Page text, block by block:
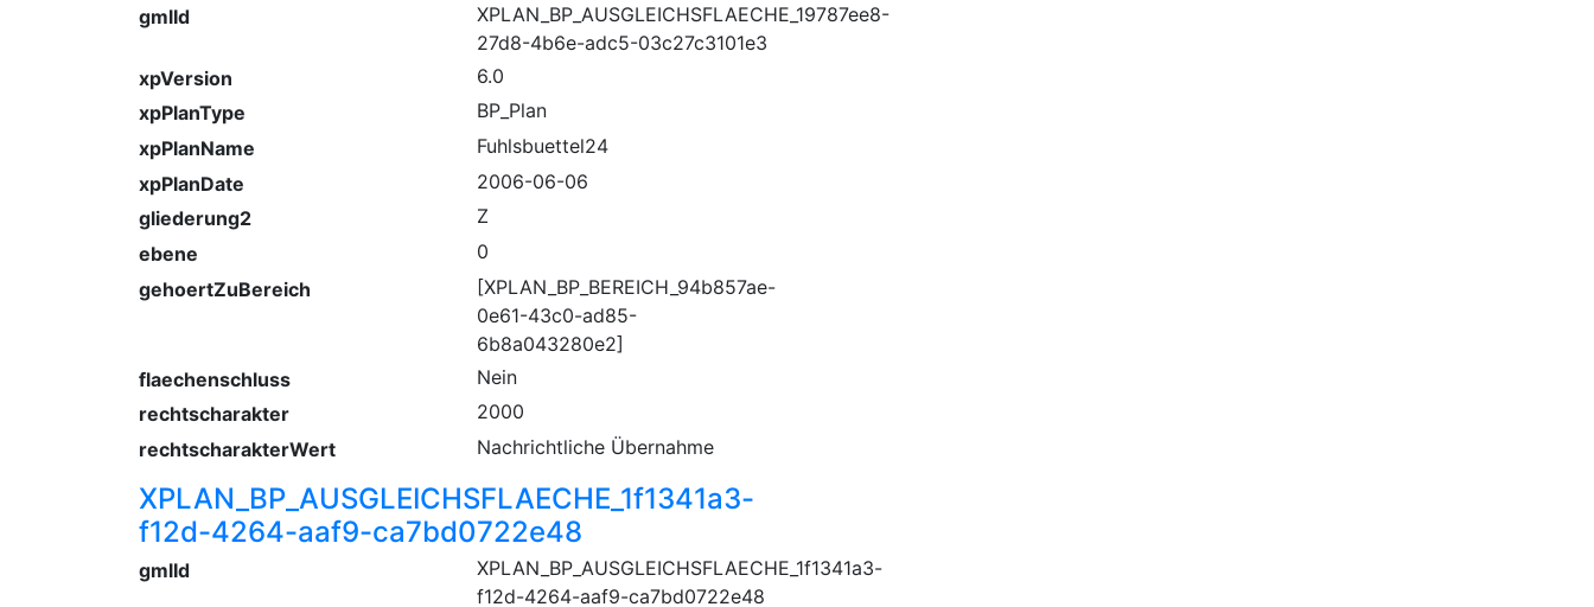
gmlId
XPLAN_BP_AUSGLEICHSFLAECHE_19787ee8-
27d8-4b6e-adc5-03c27c3101e3
xpVersion
6.0
xpPlanType
BP_Plan
xpPlanName
Fuhlsbuettel24
xpPlanDate
2006-06-06
gliederung2
Z
ebene
0
gehoertZuBereich
[XPLAN_BP_BEREICH_94b857ae-
0e61-43c0-ad85-
6b8a043280e2]
flaechenschluss
Nein
rechtscharakter
2000
rechtscharakterWert
Nachrichtliche Übernahme
XPLAN_BP_AUSGLEICHSFLAECHE_1f1341a3-
f12d-4264-aaf9-ca7bd0722e48
gmlId
XPLAN_BP_AUSGLEICHSFLAECHE_1f1341a3-
f12d-4264-aaf9-ca7bd0722e48